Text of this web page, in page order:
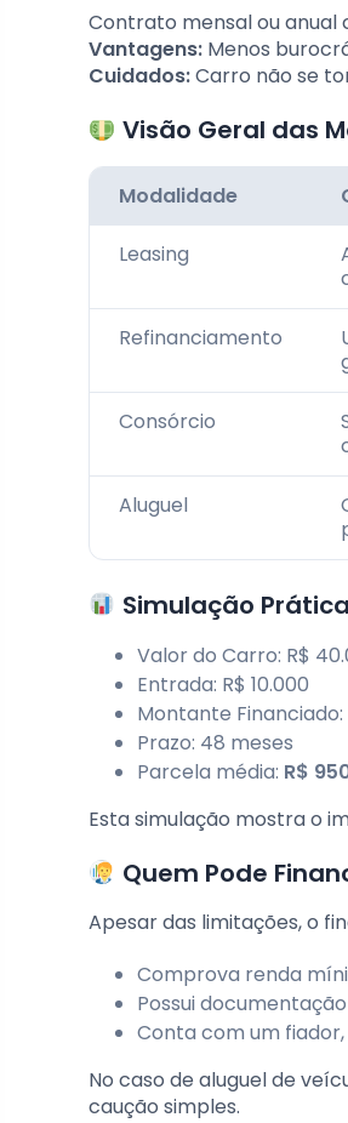
Contrato mensal ou anual
Vantagens: Menos
Cuidados:Carro não se
Visão Geral das
Modalidade
Leasing
Refinanciamento
Consórcio
Aluguel
Simulação Prática
Valor do Carro: R$
Entrada: R$ 10.000
Montante Financiado:
Prazo: 48 meses
Parcela média: R$
Esta simulação mostra o
Quem Pode
Apesar das limitações, o
Comprova renda
Possui
Conta com um
No caso de aluguel de
caução simples.